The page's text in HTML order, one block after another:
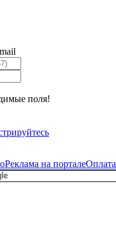
поля!
Реклама на порталеОплата